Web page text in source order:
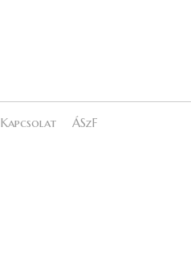
Kapcsolat ÁSzF